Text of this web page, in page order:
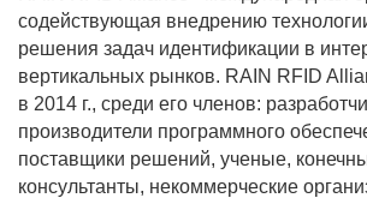
содействующая внедрению
решения задач идентификации в
вертикальных рынков. RAIN RFID
в 2014 г., среди его членов:
производители программного
поставщики решений, ученые,
консультанты, некоммерческие